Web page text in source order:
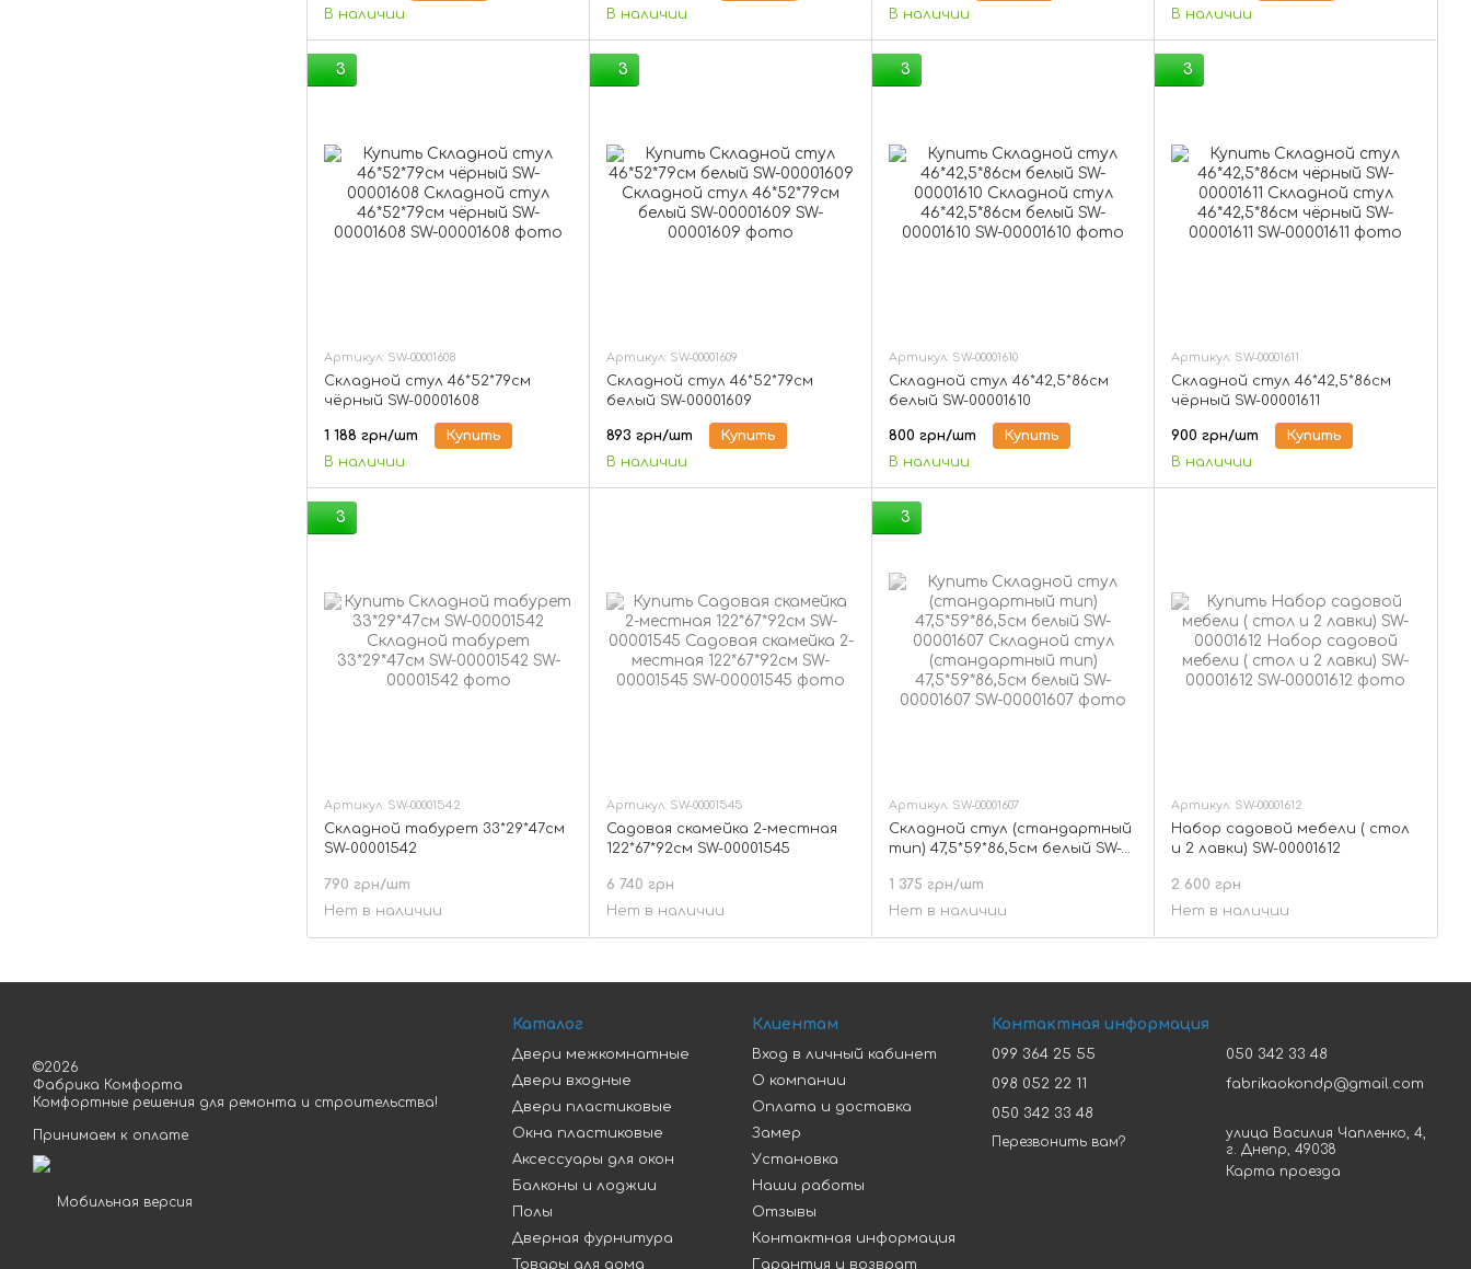
В наличии
В наличии
В наличии
В наличии
3
Артикул: SW-00001608
Складной стул 46*52*79см
чёрный SW-00001608
1 188 грн/шт
Купить
В наличии
3
Артикул: SW-00001609
Складной стул 46*52*79см
белый SW-00001609
893 грн/шт
Купить
В наличии
3
Артикул: SW-00001610
Складной стул 46*42,5*86см
белый SW-00001610
800 грн/шт
Купить
В наличии
3
Артикул: SW-00001611
Складной стул 46*42,5*86см
чёрный SW-00001611
900 грн/шт
Купить
В наличии
3
Артикул: SW-00001542
Складной табурет 33*29*47см
SW-00001542
790 грн/шт
Нет в наличии
Артикул: SW-00001545
Садовая скамейка 2-местная
122*67*92см SW-00001545
6 740 грн
Нет в наличии
3
Артикул: SW-00001607
Складной стул (стандартный
тип) 47,5*59*86,5см белый SW-
1 375 грн/шт
Нет в наличии
Артикул: SW-00001612
Набор садовой мебели ( стол
и 2 лавки) SW-00001612
2 600 грн
Нет в наличии
©2026
Фабрика Комфорта
Комфортные решения для ремонта и строительства!
Принимаем к оплате
Мобильная версия
Каталог
Двери межкомнатные
Двери входные
Двери пластиковые
Окна пластиковые
Аксессуары для окон
Балконы и лоджии
Полы
Дверная фурнитура
Товары для дома
Клиентам
Вход в личный кабинет
О компании
Оплата и доставка
Замер
Установка
Наши работы
Отзывы
Контактная информация
Гарантия и возврат
Контактная информация
099 364 25 55
098 052 22 11
050 342 33 48
Перезвонить вам?
050 342 33 48
fabrikaokondp@gmail.com
улица Василия Чапленко, 4,
г. Днепр, 49038
Карта проезда